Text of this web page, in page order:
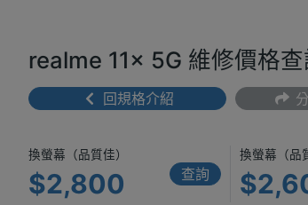
realme 11x 5G 維修價格
回規格介紹
換螢幕（品質佳）
$2,800 查詢
換螢幕（品